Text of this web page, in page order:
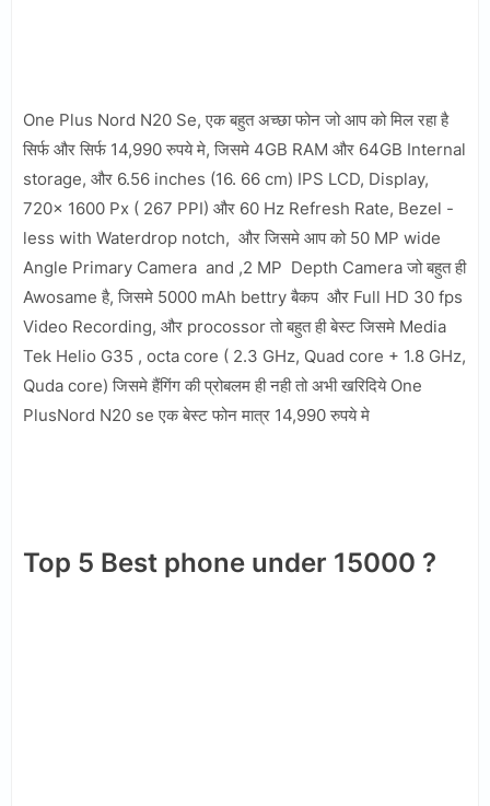
One Plus Nord N20 Se, एक बहुत अच्छा फोन जो आप को मिल रहा है
सिर्फ और सिर्फ 14,990 रुपये मे, जिसमे 4GB RAM और 64GB Internal
storage, और 6.56 inches (16. 66 cm) IPS LCD, Display,
720× 1600 Px ( 267 PPI) और 60 Hz Refresh Rate, Bezel -
less with Waterdrop notch, और जिसमे आप को 50 MP wide
Angle Primary Camera and ,2 MP Depth Camera जो बहुत ही
Awosame है, जिसमे 5000 mAh bettry बैकप और Full HD 30 fps
Video Recording, और procossor तो बहुत ही बेस्ट जिसमे Media
Tek Helio G35 , octa core ( 2.3 GHz, Quad core + 1.8 GHz,
Quda core) जिसमे हैंगिंग की प्रोबलम ही नही तो अभी खरिदिये One
PlusNord N20 se एक बेस्ट फोन मात्र 14,990 रुपये मे
Top 5 Best phone under 15000 ?